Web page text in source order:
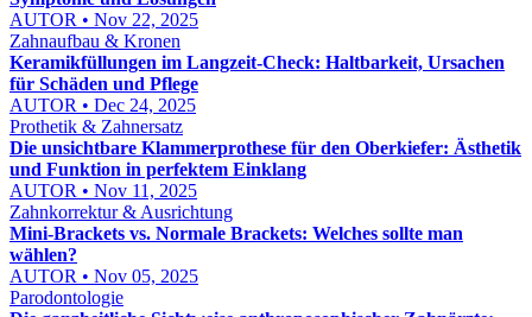
AUTOR • Nov 22, 2025
Zahnaufbau & Kronen
Keramikfüllungen im Langzeit-Check: Haltbarkeit, Ursachen
für Schäden und Pflege
AUTOR • Dec 24, 2025
Prothetik & Zahnersatz
Die unsichtbare Klammerprothese für den Oberkiefer: Ästhetik
und Funktion in perfektem Einklang
AUTOR • Nov 11, 2025
Zahnkorrektur & Ausrichtung
Mini-Brackets vs. Normale Brackets: Welches sollte man
wählen?
AUTOR • Nov 05, 2025
Parodontologie